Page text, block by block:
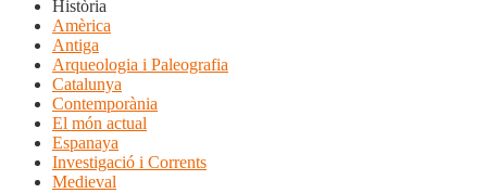
Història
Amèrica
Antiga
Arqueologia i Paleografia
Catalunya
Contemporània
El món actual
Espanaya
Investigació i Corrents
Medieval